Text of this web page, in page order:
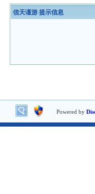
信天谨游 提示信息
Powered by